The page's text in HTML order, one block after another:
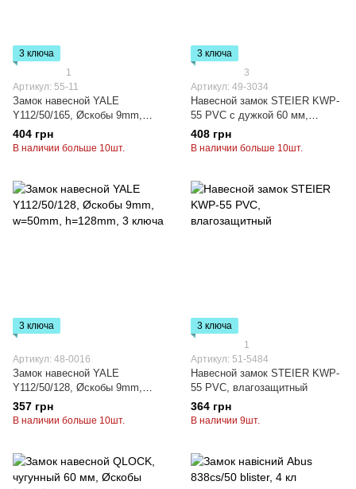
3 ключа
1
Артикул: 55-11
Замок навесной YALE
Y112/50/165, Øскобы 9mm,
w=50mm, h=165mm, 3 ключа
404 грн
В наличии больше 10шт.
3 ключа
3
Артикул: 49-3034
Навесной замок STEIER KWP-
55 PVC с дужкой 60 мм,
влагозащитный
408 грн
В наличии больше 10шт.
3 ключа
Артикул: 48-0016
Замок навесной YALE
Y112/50/128, Øскобы 9mm,
w=50mm, h=128mm, 3 ключа
357 грн
В наличии больше 10шт.
3 ключа
1
Артикул: 51-5484
Навесной замок STEIER KWP-
55 PVC, влагозащитный
364 грн
В наличии 9шт.